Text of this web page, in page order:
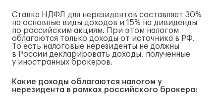
Ставка НДФЛ для нерезидентов составляет 30%
на основные виды доходов и 15% на дивиденды
по российским акциям. При этом налогом
облагаются только доходы от источника в РФ.
То есть налоговые нерезиденты не должны
в России декларировать доходы, полученные
у иностранных брокеров.
Какие доходы облагаются налогом у
нерезидента в рамках российского брокера: